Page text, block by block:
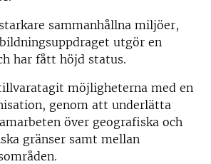
sammanhållna miljöer,
utgör en
har fått höjd status.
möjligheterna med en
genom att underlätta
över geografiska och
gränser samt mellan